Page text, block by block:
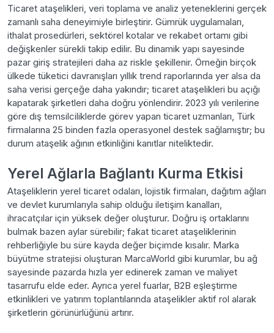
Ticaret ataşelikleri, veri toplama ve analiz yeteneklerini gerçek
zamanlı saha deneyimiyle birleştirir. Gümrük uygulamaları,
ithalat prosedürleri, sektörel kotalar ve rekabet ortamı gibi
değişkenler sürekli takip edilir. Bu dinamik yapı sayesinde
pazar giriş stratejileri daha az riskle şekillenir. Örneğin birçok
ülkede tüketici davranışları yıllık trend raporlarında yer alsa da
saha verisi gerçeğe daha yakındır; ticaret ataşelikleri bu açığı
kapatarak şirketleri daha doğru yönlendirir. 2023 yılı verilerine
göre dış temsilciliklerde görev yapan ticaret uzmanları, Türk
firmalarına 25 binden fazla operasyonel destek sağlamıştır; bu
durum ataşelik ağının etkinliğini kanıtlar niteliktedir.
Yerel Ağlarla Bağlantı Kurma Etkisi
Ataşeliklerin yerel ticaret odaları, lojistik firmaları, dağıtım ağları
ve devlet kurumlarıyla sahip olduğu iletişim kanalları,
ihracatçılar için yüksek değer oluşturur. Doğru iş ortaklarını
bulmak bazen aylar sürebilir; fakat ticaret ataşeliklerinin
rehberliğiyle bu süre kayda değer biçimde kısalır. Marka
büyütme stratejisi oluşturan MarcaWorld gibi kurumlar, bu ağ
sayesinde pazarda hızla yer edinerek zaman ve maliyet
tasarrufu elde eder. Ayrıca yerel fuarlar, B2B eşleştirme
etkinlikleri ve yatırım toplantılarında ataşelikler aktif rol alarak
şirketlerin görünürlüğünü artırır.